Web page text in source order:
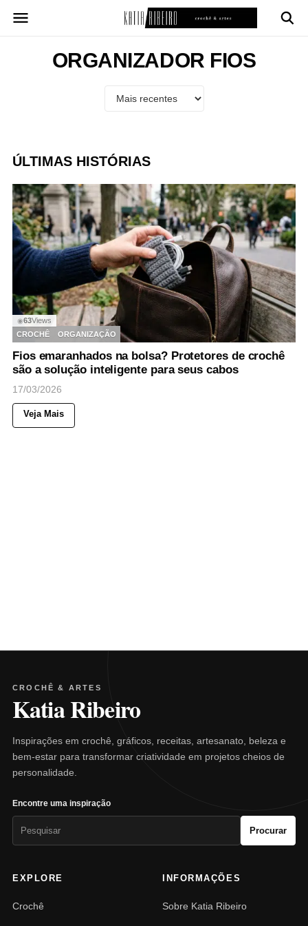
para
ORGANIZADOR FIOS
ÚLTIMAS HISTÓRIAS
◉63Views
CROCHÊ
ORGANIZAÇÃO
Fios emaranhados na bolsa? Protetores de crochê
são a solução inteligente para seus cabos
17/03/2026
Veja Mais
CROCHÊ & ARTES
Katia Ribeiro
Inspirações em crochê, gráficos, receitas, artesanato, beleza e
bem-estar para transformar criatividade em projetos cheios de
personalidade.
Encontre uma inspiração
Procurar
EXPLORE
Crochê
INFORMAÇÕES
Sobre Katia Ribeiro